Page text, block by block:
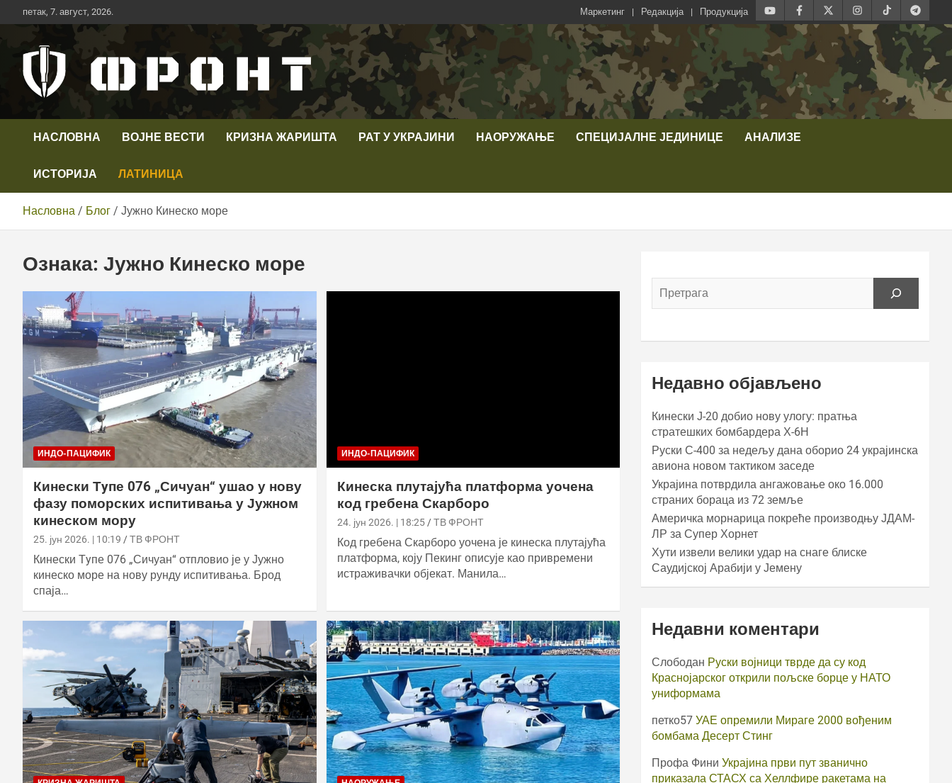
Скип
то
петак, 7. август, 2026. Маркетинг Редакција Продукција
Телевизија ФРОНТ
НАСЛОВНА ВОЈНЕ ВЕСТИ КРИЗНА ЖАРИШТА РАТ У УКРАЈИНИ НАОРУЖАЊЕ СПЕЦИЈАЛНЕ ЈЕДИНИЦЕ АНАЛИЗЕ
ИСТОРИЈА ЛАТИНИЦА
Насловна Блог Јужно Кинеско море
Ознака: Јужно Кинеско море
ИНДО-ПАЦИФИК
Кинески Тyпе 076 „Сичуан“ ушао у нову
фазу поморских испитивања у Јужном
кинеском мору
25. јун 2026. | 10:19 ТВ ФРОНТ
Кинески Тyпе 076 „Сичуан“ отпловио је у Јужно
кинеско море на нову рунду испитивања. Брод
спаја…
ИНДО-ПАЦИФИК
Кинеска плутајућа платформа уочена
код гребена Скарборо
24. јун 2026. | 18:25 ТВ ФРОНТ
Код гребена Скарборо уочена је кинеска плутајућа
платформа, коју Пекинг описује као привремени
истраживачки објекат. Манила…
Недавно објављено
Кинески Ј-20 добио нову улогу: пратња
стратешких бомбардера Х-6Н
Руски С-400 за недељу дана оборио 24 украјинска
авиона новом тактиком заседе
Украјина потврдила ангажовање око 16.000
страних бораца из 72 земље
Америчка морнарица покреће производњу ЈДАМ-
ЛР за Супер Хорнет
Хути извели велики удар на снаге блиске
Саудијској Арабији у Јемену
Недавни коментари
Слободан Руски војници тврде да су код
Краснојарског открили пољске борце у НАТО
униформама
петко57 УАЕ опремили Мираге 2000 вођеним
бомбама Десерт Стинг
Профа Фини Украјина први пут званично
приказала СТАСХ са Хеллфире ракетама на